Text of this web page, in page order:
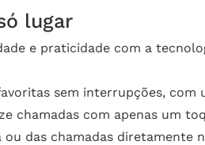
lugar
e praticidade com a
sem interrupções,
chamadas com apenas um
ou das chamadas diretamente